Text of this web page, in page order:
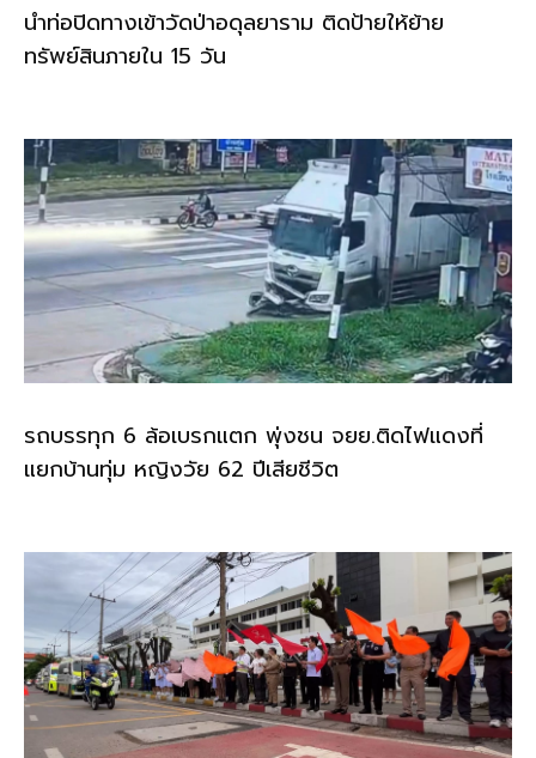
นำท่อปิดทางเข้าวัดป่าอดุลยาราม ติดป้ายให้ย้าย
ทรัพย์สินภายใน 15 วัน
รถบรรทุก 6 ล้อเบรกแตก พุ่งชน จยย.ติดไฟแดงที่
แยกบ้านทุ่ม หญิงวัย 62 ปีเสียชีวิต